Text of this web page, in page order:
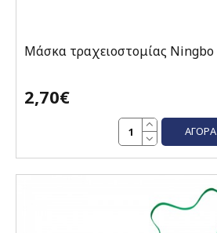
Μάσκα τραχειοστομίας Ningbo
2,70€
ΑΓΟΡΆ